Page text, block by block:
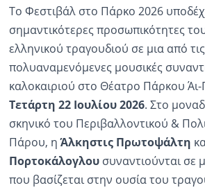
Το Φεστιβάλ στο Πάρκο 2026
σημαντικότερες προσωπικότητες
ελληνικού τραγουδιού σε μια από
πολυαναμενόμενες μουσικές
καλοκαιριού στο Θέατρο Πάρκου Άι-
Τετάρτη 22 Ιουλίου 2026. Στο
σκηνικό του Περιβαλλοντικού &
Πάρου, ηΆλκηστιςΠρωτοψάλτη
Πορτοκάλογλουσυναντιούνται σε
που βασίζεται στην ουσία του